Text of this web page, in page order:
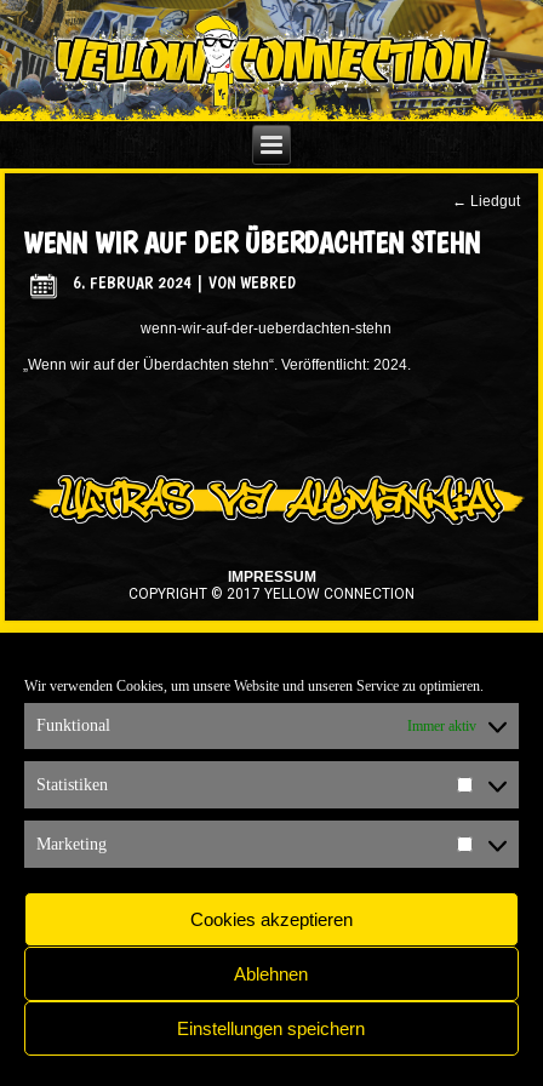
Wir verwenden Cookies, um unsere Website und unseren Service zu optimieren.
Funktional Immer aktiv
Statistiken
Marketing
Cookies akzeptieren
Ablehnen
Einstellungen speichern
← Liedgut
WENN WIR AUF DER ÜBERDACHTEN STEHN
6. FEBRUAR 2024 |VON WEBRED
wenn-wir-auf-der-ueberdachten-stehn
„Wenn wir auf der Überdachten stehn“. Veröffentlicht: 2024.
IMPRESSUM
COPYRIGHT © 2017 YELLOW CONNECTION